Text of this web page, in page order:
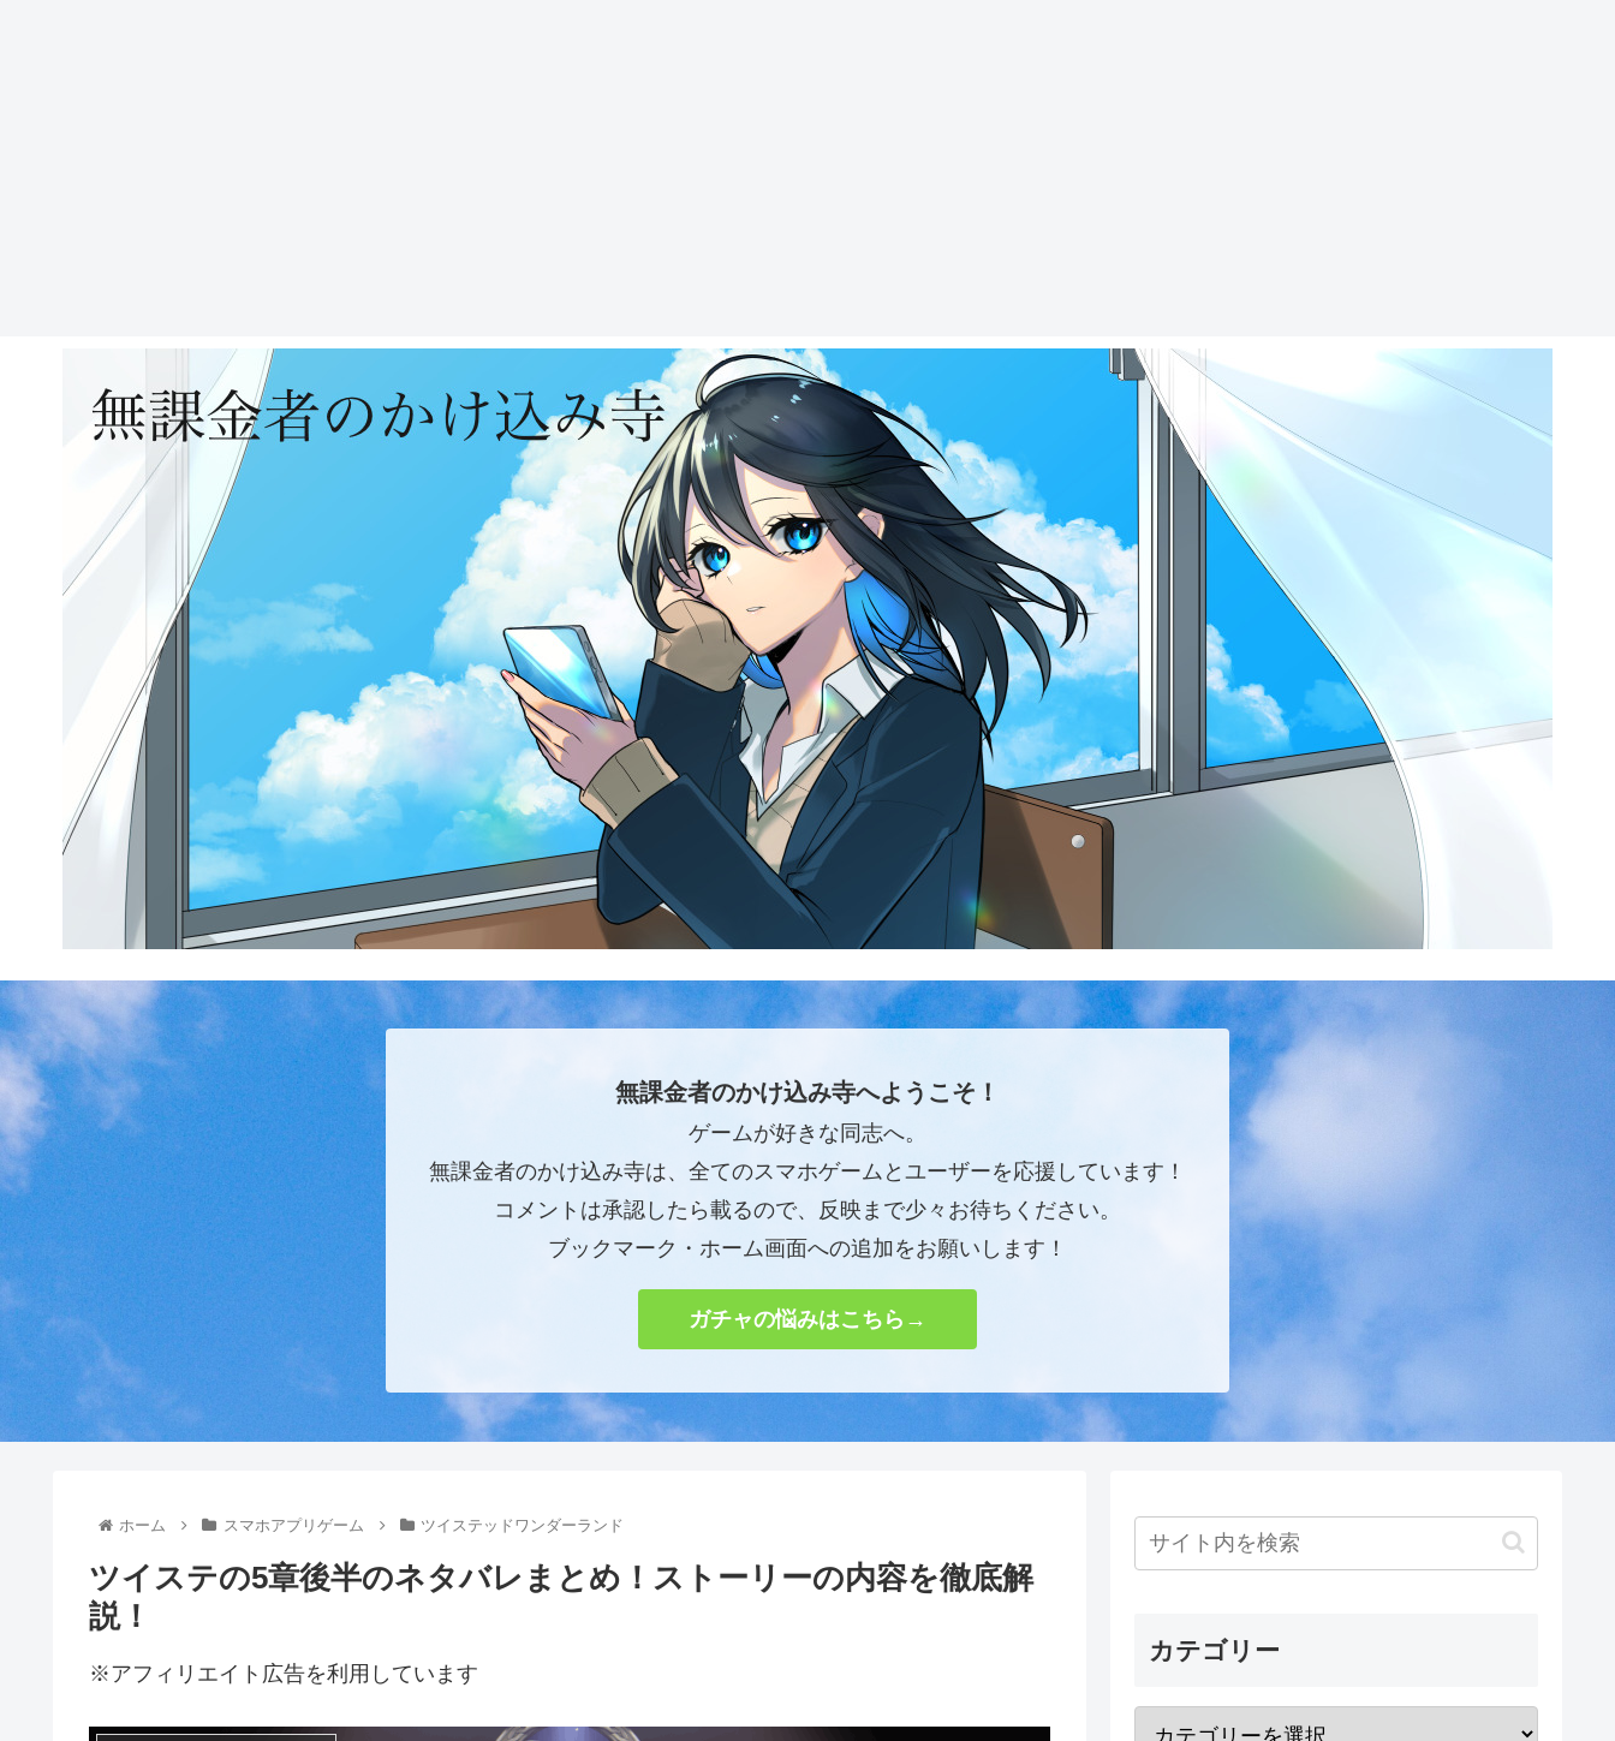
無課金者のかけ込み寺へようこそ！
ゲームが好きな同志へ。
無課金者のかけ込み寺は、全てのスマホゲームとユーザーを応援しています！
コメントは承認したら載るので、反映まで少々お待ちください。
ブックマーク・ホーム画面への追加をお願いします！
ガチャの悩みはこちら→
ホーム スマホアプリゲーム ツイステッドワンダーランド
ツイステの5章後半のネタバレまとめ！ストーリーの内容を徹底解
説！
※アフィリエイト広告を利用しています
カテゴリー